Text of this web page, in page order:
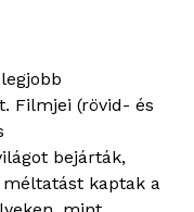
Filmjei (rövid- és
bejárták,
kaptak a